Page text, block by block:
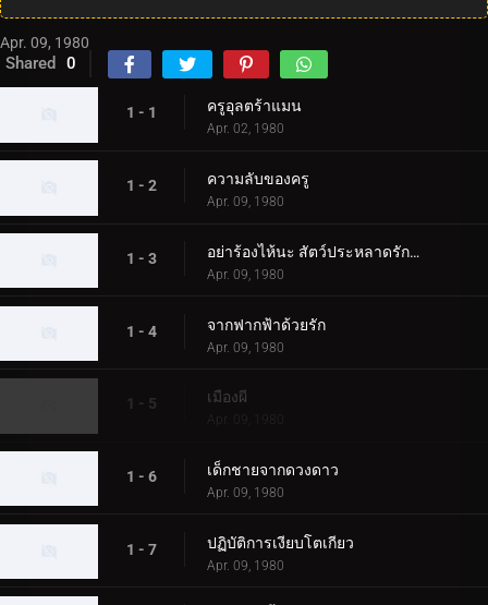
Apr. 09, 1980
Shared 0
1 - 1 ครูอุลตร้าแมน
Apr. 02, 1980
1 - 2 ความลับของครู
Apr. 09, 1980
1 - 3 อย่าร้องไห้นะ สัตว์ประหลาดรักครั้งแรก
Apr. 09, 1980
1 - 4 จากฟากฟ้าด้วยรัก
Apr. 09, 1980
1 - 5 เมืองผี
Apr. 09, 1980
1 - 6 เด็กชายจากดวงดาว
Apr. 09, 1980
1 - 7 ปฏิบัติการเงียบโตเกียว
Apr. 09, 1980